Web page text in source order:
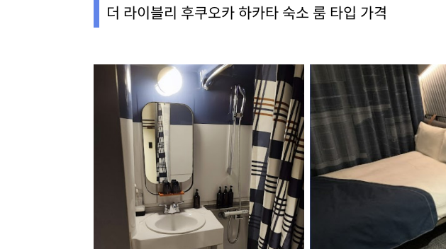
더 라이블리 후쿠오카 하카타 숙소 룸 타입 가격